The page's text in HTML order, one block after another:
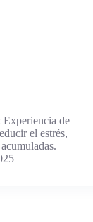
Experiencia de
el estrés,